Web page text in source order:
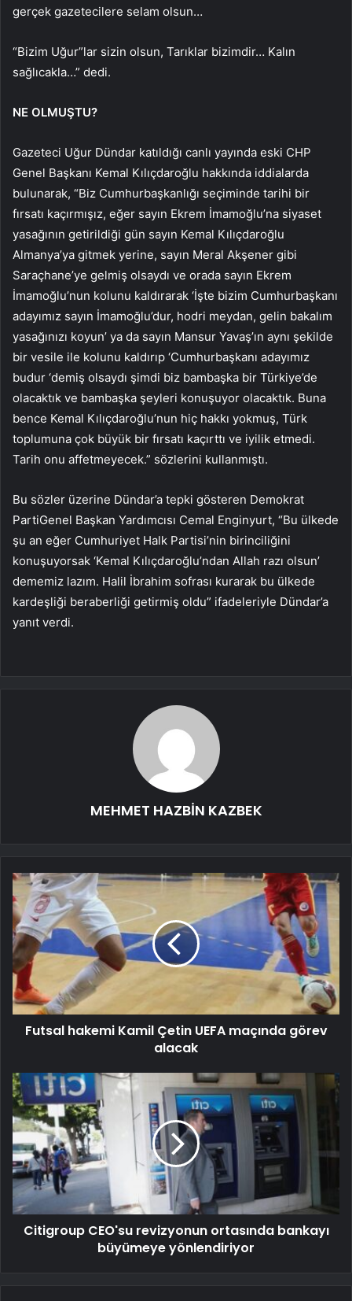
gerçek gazetecilere selam olsun…
“Bizim Uğur”lar sizin olsun, Tarıklar bizimdir… Kalın
sağlıcakla…” dedi.
NE OLMUŞTU?
Gazeteci Uğur Dündar katıldığı canlı yayında eski CHP
Genel Başkanı Kemal Kılıçdaroğlu hakkında iddialarda
bulunarak, “Biz Cumhurbaşkanlığı seçiminde tarihi bir
fırsatı kaçırmışız, eğer sayın Ekrem İmamoğlu’na siyaset
yasağının getirildiği gün sayın Kemal Kılıçdaroğlu
Almanya’ya gitmek yerine, sayın Meral Akşener gibi
Saraçhane’ye gelmiş olsaydı ve orada sayın Ekrem
İmamoğlu’nun kolunu kaldırarak ‘İşte bizim Cumhurbaşkanı
adayımız sayın İmamoğlu’dur, hodri meydan, gelin bakalım
yasağınızı koyun’ ya da sayın Mansur Yavaş’ın aynı şekilde
bir vesile ile kolunu kaldırıp ‘Cumhurbaşkanı adayımız
budur ‘demiş olsaydı şimdi biz bambaşka bir Türkiye’de
olacaktık ve bambaşka şeyleri konuşuyor olacaktık. Buna
bence Kemal Kılıçdaroğlu’nun hiç hakkı yokmuş, Türk
toplumuna çok büyük bir fırsatı kaçırttı ve iyilik etmedi.
Tarih onu affetmeyecek.” sözlerini kullanmıştı.
Bu sözler üzerine Dündar’a tepki gösteren Demokrat
PartiGenel Başkan Yardımcısı Cemal Enginyurt, “Bu ülkede
şu an eğer Cumhuriyet Halk Partisi’nin birinciliğini
konuşuyorsak ‘Kemal Kılıçdaroğlu’ndan Allah razı olsun’
dememiz lazım. Halil İbrahim sofrası kurarak bu ülkede
kardeşliği beraberliği getirmiş oldu” ifadeleriyle Dündar’a
yanıt verdi.
MEHMET HAZBİN KAZBEK
Futsal hakemi Kamil Çetin UEFA maçında görev
alacak
Citigroup CEO'su revizyonun ortasında bankayı
büyümeye yönlendiriyor